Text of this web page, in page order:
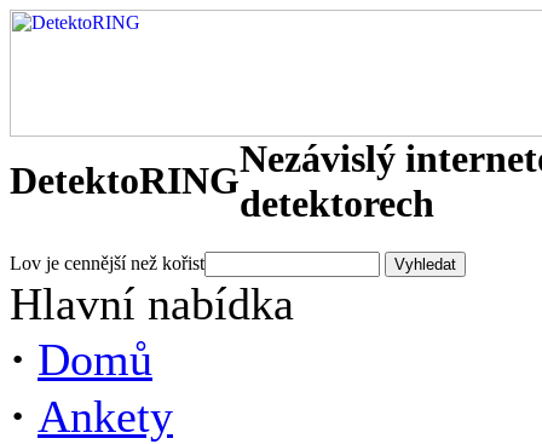
DetektoRINGNezávislý
detektorech
Lov je cennější než kořist
Hlavní nabídka
· Domů
· Ankety